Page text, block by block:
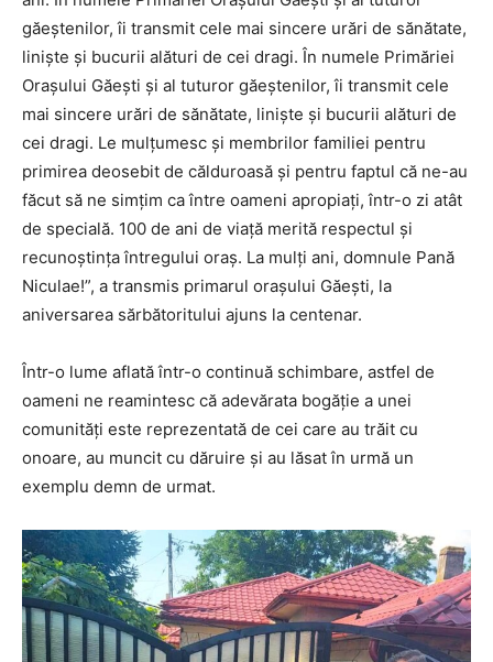
găeștenilor, îi transmit cele mai sincere urări de sănătate,
liniște și bucurii alături de cei dragi. În numele Primăriei
Orașului Găești și al tuturor găeștenilor, îi transmit cele
mai sincere urări de sănătate, liniște și bucurii alături de
cei dragi. Le mulțumesc și membrilor familiei pentru
primirea deosebit de călduroasă și pentru faptul că ne-au
făcut să ne simțim ca între oameni apropiați, într-o zi atât
de specială. 100 de ani de viață merită respectul și
recunoștința întregului oraș. La mulți ani, domnule Pană
Niculae!”, a transmis primarul orașului Găești, la
aniversarea sărbătoritului ajuns la centenar.
Într-o lume aflată într-o continuă schimbare, astfel de
oameni ne reamintesc că adevărata bogăție a unei
comunități este reprezentată de cei care au trăit cu
onoare, au muncit cu dăruire și au lăsat în urmă un
exemplu demn de urmat.